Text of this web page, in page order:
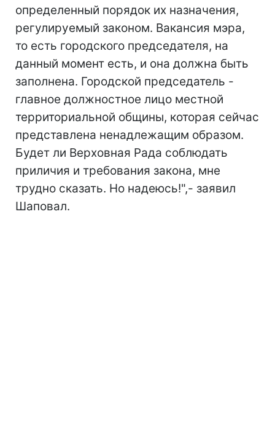
определенный порядок их назначения,
регулируемый законом. Вакансия мэра,
то есть городского председателя, на
данный момент есть, и она должна быть
заполнена. Городской председатель -
главное должностное лицо местной
территориальной общины, которая сейчас
представлена ненадлежащим образом.
Будет ли Верховная Рада соблюдать
приличия и требования закона, мне
трудно сказать. Но надеюсь!",- заявил
Шаповал.